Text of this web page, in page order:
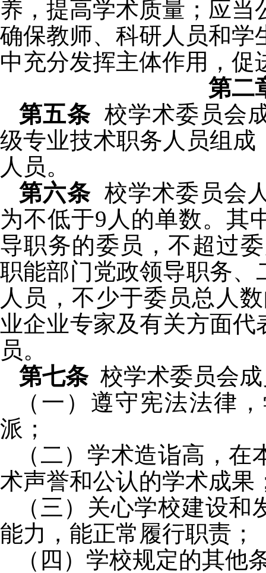
养，提高学术质量；应
确保教师、科研人员和学
中充分发挥主体作用，促
第二
第五条 校学术委员会
级专业技术职务人员组
人员。
第六条校学术委员会
为不低于9 人的单数。 其
导职务的委员，不超过
职能部门党政领导职务
人员，不少于委员总人
业企业专家及有关方面
员。
第七条 校学术委员会
（一）遵守宪法法律
派；
（二）学术造诣高，
术声誉和公认的学术成果
（三）关心学校建设
能力，能正常履行职责；
（四）学校规定的其他